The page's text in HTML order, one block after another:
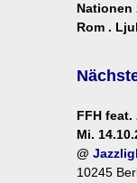
Nationen
Rom .
FFH feat.
Mi.
@
10245